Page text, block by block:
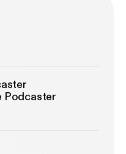
Podcaster